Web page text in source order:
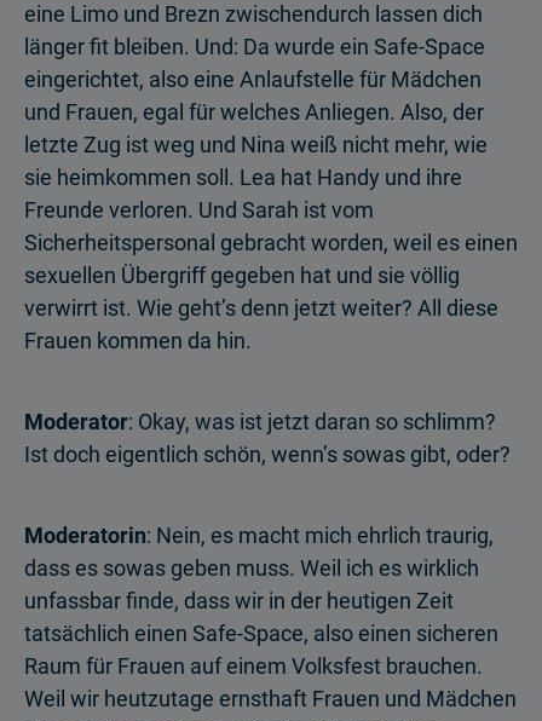
eine Limo und Brezn zwischendurch lassen dich
länger fit bleiben. Und: Da wurde ein Safe-Space
eingerichtet, also eine Anlaufstelle für Mädchen
und Frauen, egal für welches Anliegen. Also, der
letzte Zug ist weg und Nina weiß nicht mehr, wie
sie heimkommen soll. Lea hat Handy und ihre
Freunde verloren. Und Sarah ist vom
Sicherheitspersonal gebracht worden, weil es einen
sexuellen Übergriff gegeben hat und sie völlig
verwirrt ist. Wie geht’s denn jetzt weiter? All diese
Frauen kommen da hin.
Moderator: Okay, was ist jetzt daran so schlimm?
Ist doch eigentlich schön, wenn’s sowas gibt, oder?
Moderatorin: Nein, es macht mich ehrlich traurig,
dass es sowas geben muss. Weil ich es wirklich
unfassbar finde, dass wir in der heutigen Zeit
tatsächlich einen Safe-Space, also einen sicheren
Raum für Frauen auf einem Volksfest brauchen.
Weil wir heutzutage ernsthaft Frauen und Mädchen